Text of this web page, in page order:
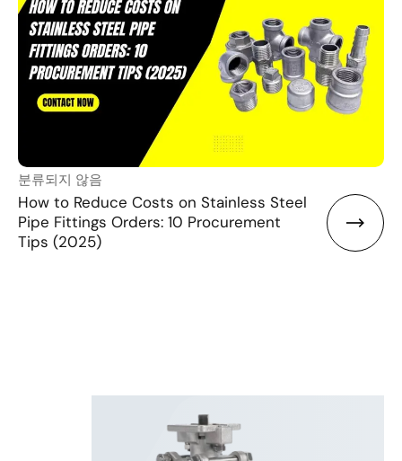
분류되지 않음
How to Reduce Costs on Stainless Steel
Pipe Fittings Orders: 10 Procurement
Tips (2025)